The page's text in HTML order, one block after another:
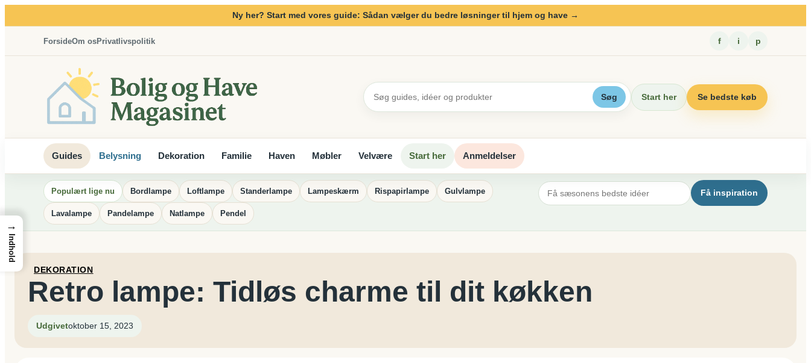
til
Ny her? Start med vores guide: Sådan vælger du bedre løsninger til hjem og have →
ForsideOm osPrivatlivspolitik f i p
Søg Start her Se bedste køb
Guides Belysning Dekoration Familie Haven Møbler Velvære Start her Anmeldelser
Populært lige nu Bordlampe Loftlampe Standerlampe Lampeskærm Rispapirlampe Gulvlampe
Lavalampe Pandelampe Natlampe Pendel
Få inspiration
DEKORATION
Retro lampe: Tidløs charme til dit køkken
Udgivetoktober 15, 2023
→
Indhold